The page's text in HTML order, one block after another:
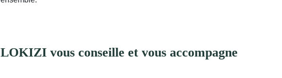
LOKIZI vous conseille et vous accompagne